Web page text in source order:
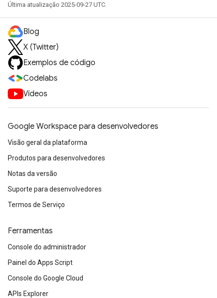
Última atualização 2025-09-27 UTC.
Blog
X (Twitter)
Exemplos de código
Codelabs
Vídeos
Google Workspace para desenvolvedores
Visão geral da plataforma
Produtos para desenvolvedores
Notas da versão
Suporte para desenvolvedores
Termos de Serviço
Ferramentas
Console do administrador
Painel do Apps Script
Console do Google Cloud
APIs Explorer